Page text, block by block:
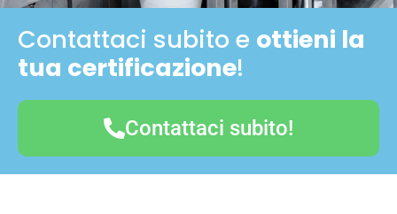
Contattaci subito e ottieni la
tua certificazione!
Contattaci subito!